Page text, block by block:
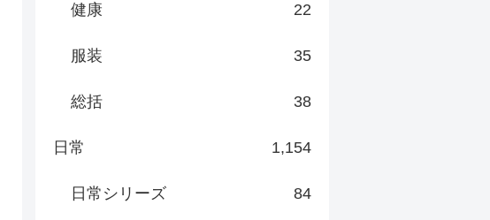
健康 22
服装 35
総括 38
日常 1,154
日常シリーズ 84